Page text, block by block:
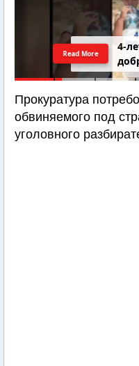
4-
Read More
Прокуратура
обвиняемого под
уголовного